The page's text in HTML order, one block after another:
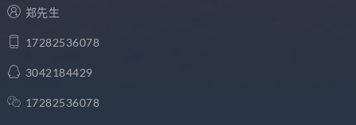
郑先生
17282536078
3042184429
17282536078